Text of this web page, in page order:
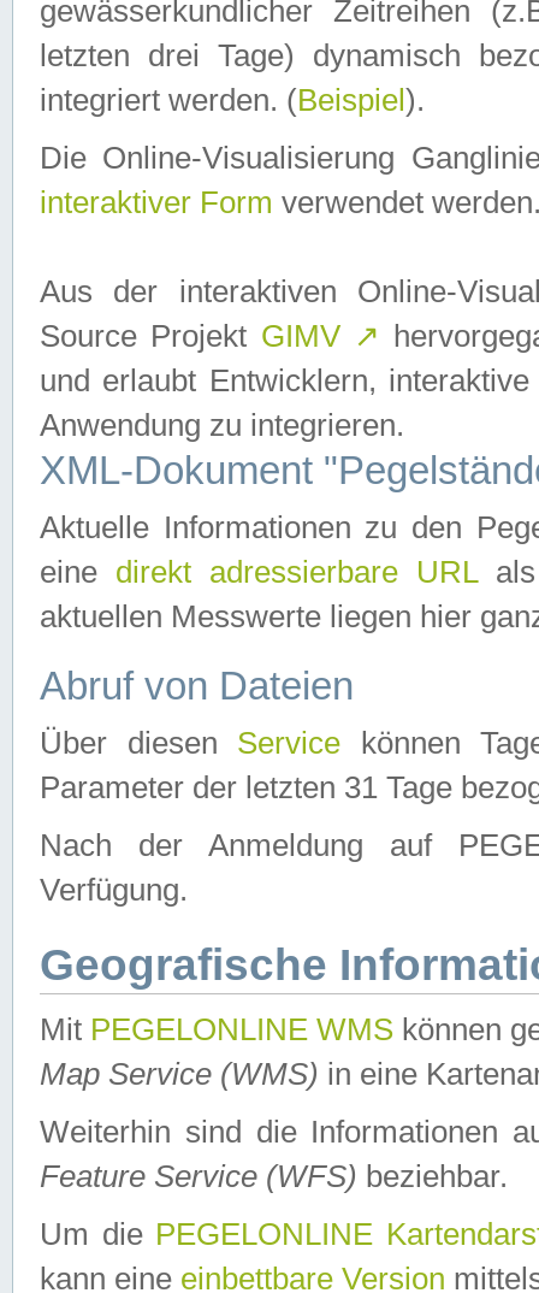
gewässerkundlicher Zeitreihen
letzten drei Tage) dynamisch
integriert werden. (Beispiel ).
Die Online-Visualisierung
interaktiver Form verwendet
Aus der interaktiven Online-
Source Projekt GIMV ↗
und erlaubt Entwicklern,
Anwendung zu integrieren.
XML-Dokument
Aktuelle Informationen zu den
eine direkt adressierbare URLals
aktuellen Messwerte liegen hier
Abruf von Dateien
Über diesen Service können
Parameter der letzten 31 Tage
Nach der Anmeldung auf
Verfügung.
Geografische
Mit PEGELONLINE WMS können
Map Service (WMS) in eine
Weiterhin sind die Informationen
Feature Service (WFS) beziehbar.
Um die PEGELONLINE
kann eine einbettbare Version